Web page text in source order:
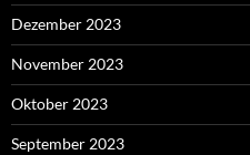
Dezember 2023
November 2023
Oktober 2023
September 2023